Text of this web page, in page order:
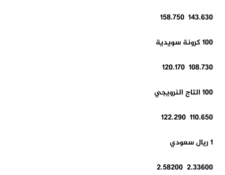
143.630 158.750
100 كرونة سويدية
108.730 120.170
100 التاج النرويجي
110.650 122.290
1 ريال سعودي
2.33600 2.58200